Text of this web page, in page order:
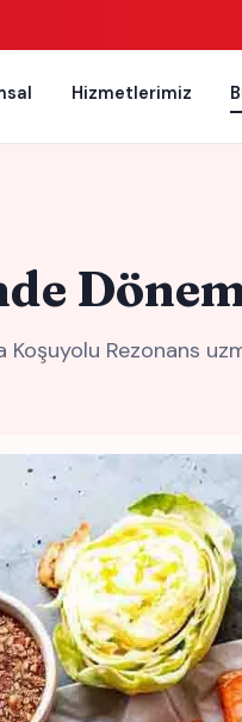
Hizmetlerimiz
Koşuyolu Rezonans